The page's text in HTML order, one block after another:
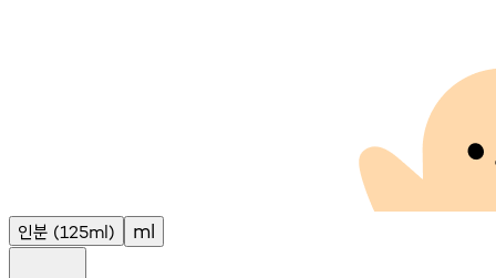
인분 (125ml) ml